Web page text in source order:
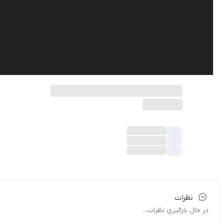
نظرات
در حال بارگیری نظرات...